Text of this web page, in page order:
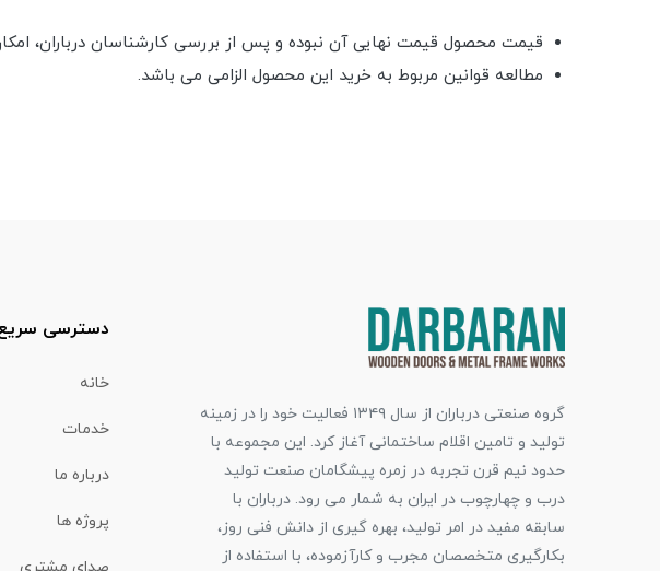
قیمت محصول قیمت نهایی آن نبوده و پس از بررسی کارشناسان درباران،
مطالعه قوانین مربوط به خرید این محصول الزامی می باشد.
گروه صنعتی درباران از سال ۱۳۴۹ فعالیت خود را در زمینه
تولید و تامین اقلام ساختمانی آغاز کرد. این مجموعه با
حدود نیم قرن تجربه در زمره پیشگامان صنعت تولید
درب و چهارچوب در ایران به شمار می رود. درباران با
سابقه مفید در امر تولید، بهره گیری از دانش فنی روز،
بکارگیری متخصصان مجرب و کارآزموده، با استفاده از
دسترسی
خانه
خدمات
درباره ما
پروژه ها